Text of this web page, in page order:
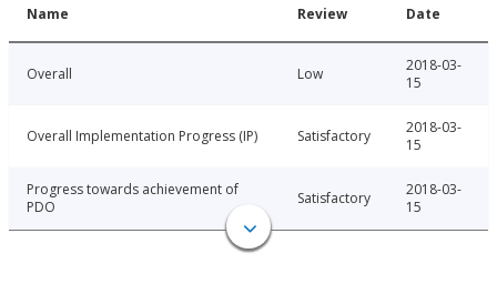
Name Review Date
Overall Low
2018-03-
15
Overall Implementation Progress (IP) Satisfactory
2018-03-
15
Progress towards achievement of
PDO
Satisfactory
2018-03-
15